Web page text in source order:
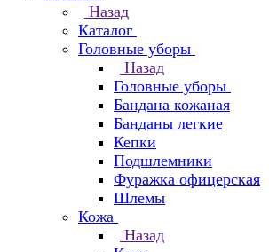
Назад
Каталог
Головные уборы
Назад
Головные уборы
Бандана кожаная
Банданы легкие
Кепки
Подшлемники
Фуражка офицерская
Шлемы
Кожа
Назад